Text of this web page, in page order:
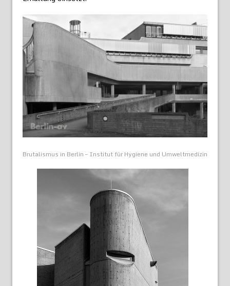
Brutalismus in Berlin – Institut für Hygiene und Umweltmedizin